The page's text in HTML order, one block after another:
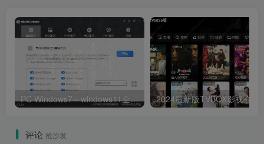
PC Windows7～windows11全能激活工具,office激活神器
评论 抢沙发